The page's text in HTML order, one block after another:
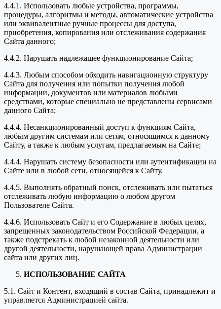
4.4.1. Использовать любые устройства, программы,
процедуры, алгоритмы и методы, автоматические устройства
или эквивалентные ручные процессы для доступа,
приобретения, копирования или отслеживания содержания
Сайта данного;
4.4.2. Нарушать надлежащее функционирование Сайта;
4.4.3. Любым способом обходить навигационную структуру
Сайта для получения или попытки получения любой
информации, документов или материалов любыми
средствами, которые специально не представлены сервисами
данного Сайта;
4.4.4. Несанкционированный доступ к функциям Сайта,
любым другим системам или сетям, относящимся к данному
Сайту, а также к любым услугам, предлагаемым на Сайте;
4.4.4. Нарушать систему безопасности или аутентификации на
Сайте или в любой сети, относящейся к Сайту.
4.4.5. Выполнять обратный поиск, отслеживать или пытаться
отслеживать любую информацию о любом другом
Пользователе Сайта.
4.4.6. Использовать Сайт и его Содержание в любых целях,
запрещенных законодательством Российской Федерации, а
также подстрекать к любой незаконной деятельности или
другой деятельности, нарушающей права Администрации
сайта или других лиц.
ИСПОЛЬЗОВАНИЕ САЙТА
5.1. Сайт и Контент, входящий в состав Сайта, принадлежит и
управляется Администрацией сайта.